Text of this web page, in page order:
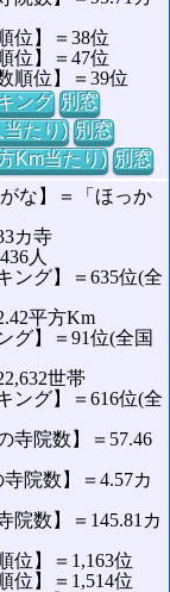
位】＝38位
位】＝47位
順位】＝39位
ング 別窓
当たり) 別窓
Km当たり) 別窓
な】＝「ほっか
カ寺
人
ング】＝635位(全
平方Km
グ】＝91位(全国
世帯
ング】＝616位(全
寺院数】＝57.46
院数】＝4.57カ
院数】＝145.81カ
位】＝1,163位
位】＝1,514位